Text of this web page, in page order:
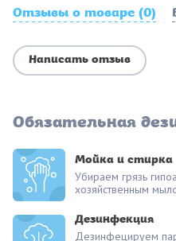
Отзывы о товаре (0)
Написать отзыв
Обязательная
Мойка и стирка
Убираем грязь
хозяйственным
Дезинфекция
Дезинфецируем